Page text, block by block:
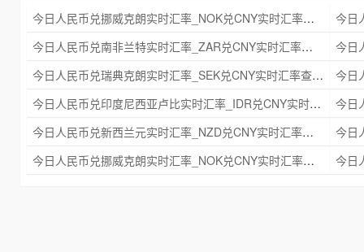
今日人民币兑挪威克朗实时汇率_NOK兑CNY实时汇率查询 2025年09月21日
今日人民币兑南非兰特实时汇率_ZAR兑CNY实时汇率查询 2025年09月21日
今日人民币兑瑞典克朗实时汇率_SEK兑CNY实时汇率查询 2025年09月21日
今日人民币兑印度尼西亚卢比实时汇率_IDR兑CNY实时汇率查询 2025年09月21日
今日人民币兑新西兰元实时汇率_NZD兑CNY实时汇率查询 2025年09月21日
今日人民币兑挪威克朗实时汇率_NOK兑CNY实时汇率查询 2025年09月21日